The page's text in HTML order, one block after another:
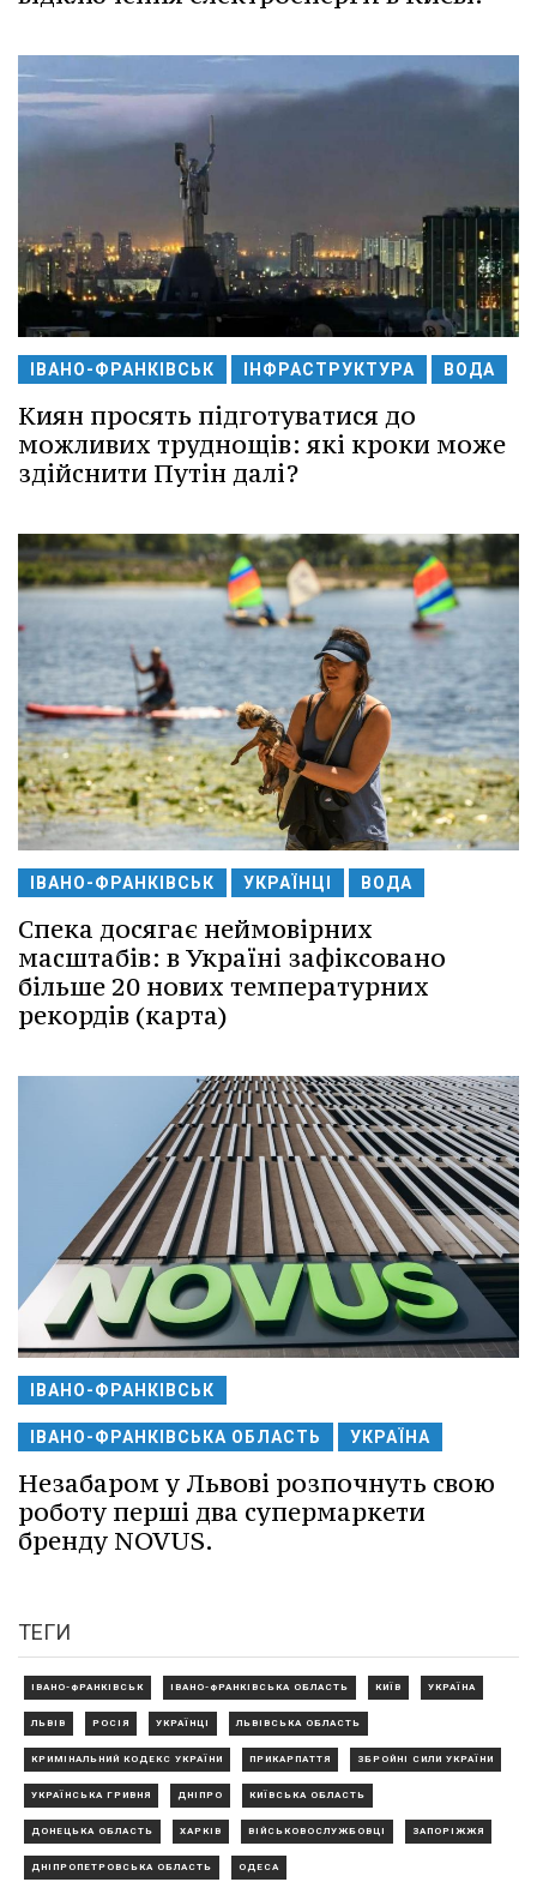
ІВАНО-ФРАНКІВСЬК ІНФРАСТРУКТУРА ВОДА
Киян просять підготуватися до
можливих труднощів: які кроки може
здійснити Путін далі?
ІВАНО-ФРАНКІВСЬК УКРАЇНЦІ ВОДА
Спека досягає неймовірних
масштабів: в Україні зафіксовано
більше 20 нових температурних
рекордів (карта)
ІВАНО-ФРАНКІВСЬК
ІВАНО-ФРАНКІВСЬКА ОБЛАСТЬ УКРАЇНА
Незабаром у Львові розпочнуть свою
роботу перші два супермаркети
бренду NOVUS.
ТЕГИ
ІВАНО-ФРАНКІВСЬК ІВАНО-ФРАНКІВСЬКА ОБЛАСТЬ КИЇВ УКРАЇНА
ЛЬВІВ РОСІЯ УКРАЇНЦІ ЛЬВІВСЬКА ОБЛАСТЬ
КРИМІНАЛЬНИЙ КОДЕКС УКРАЇНИ ПРИКАРПАТТЯ ЗБРОЙНІ СИЛИ УКРАЇНИ
УКРАЇНСЬКА ГРИВНЯ ДНІПРО КИЇВСЬКА ОБЛАСТЬ
ДОНЕЦЬКА ОБЛАСТЬ ХАРКІВ ВІЙСЬКОВОСЛУЖБОВЦІ ЗАПОРІЖЖЯ
ДНІПРОПЕТРОВСЬКА ОБЛАСТЬ ОДЕСА